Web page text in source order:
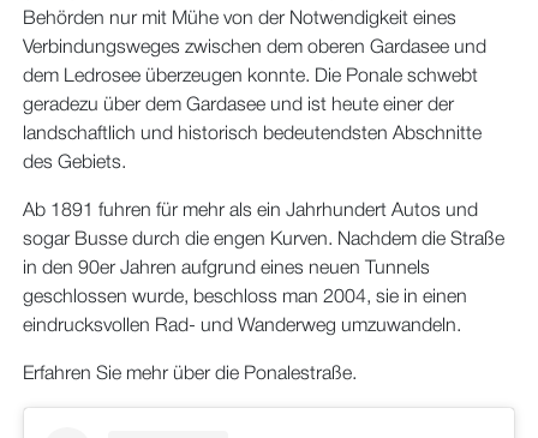
Behörden nur mit Mühe von der Notwendigkeit eines
Verbindungsweges zwischen dem oberen Gardasee und
dem Ledrosee überzeugen konnte. Die Ponale schwebt
geradezu über dem Gardasee und ist heute einer der
landschaftlich und historisch bedeutendsten Abschnitte
des Gebiets.
Ab 1891 fuhren für mehr als ein Jahrhundert Autos und
sogar Busse durch die engen Kurven. Nachdem die Straße
in den 90er Jahren aufgrund eines neuen Tunnels
geschlossen wurde, beschloss man 2004, sie in einen
eindrucksvollen Rad- und Wanderweg umzuwandeln.
Erfahren Sie mehr über die Ponalestraße.